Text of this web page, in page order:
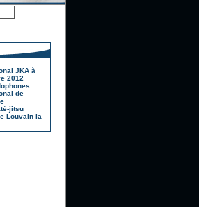
JKA à
2012
de
jitsu
Louvain la